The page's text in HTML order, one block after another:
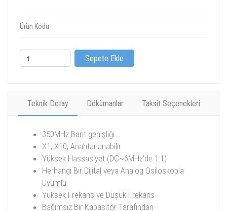
Ürün Kodu
Sepete Ekle
Teknik Detay Dökümanlar Taksit Seçenekleri
350MHz Bant genişliği
X1, X10, Anahtarlanabilir
Yüksek Hassasiyet (DC~6MHz'de 1:1)
Herhangi Bir Dijital veya Analog Osiloskopla
Uyumlu.
Yüksek Frekans ve Düşük Frekans
Bağımsız Bir Kapasitör Tarafından